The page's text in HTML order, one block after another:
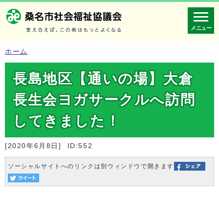
メニュー
ホーム
長島地区【通いの場】大倉
長生会ヨガサークルへ訪問
してきました！
[2020年6月8日] ID:552
ソーシャルサイトへのリンクは別ウィンドウで開きます